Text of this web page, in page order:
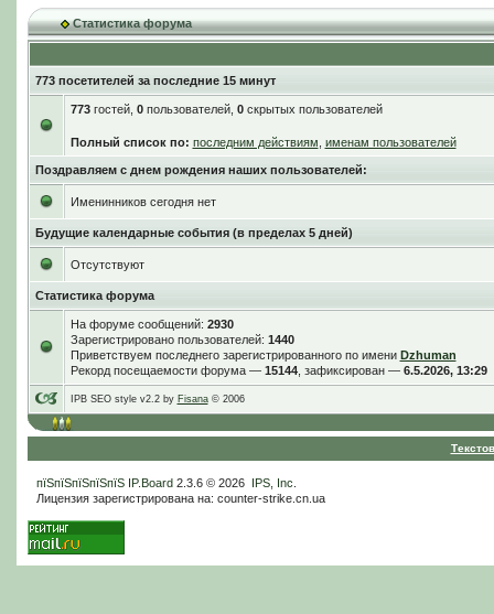
Статистика форума
773 посетителей за последние 15 минут
773гостей, 0пользователей, 0скрытых пользователей
Полный список по: последним действиям именам пользователей
Поздравляем с днем рождения наших пользователей:
Именинников сегодня нет
Будущие календарные события (в пределах 5 дней)
Отсутствуют
Статистика форума
На форуме сообщений: 2930
Зарегистрировано пользователей: 1440
Приветствуем последнего зарегистрированного по имени Dzhuman
Рекорд посещаемости форума — 15144, зафиксирован — 6.5.2026, 13:29
IPB SEO style v2.2 by Fisana© 2006
пїЅпїЅпїЅпїЅпїЅ IP.Board2.3.6 © 2026 IPS, Inc
Лицензия зарегистрирована на: counter-strike.cn.ua